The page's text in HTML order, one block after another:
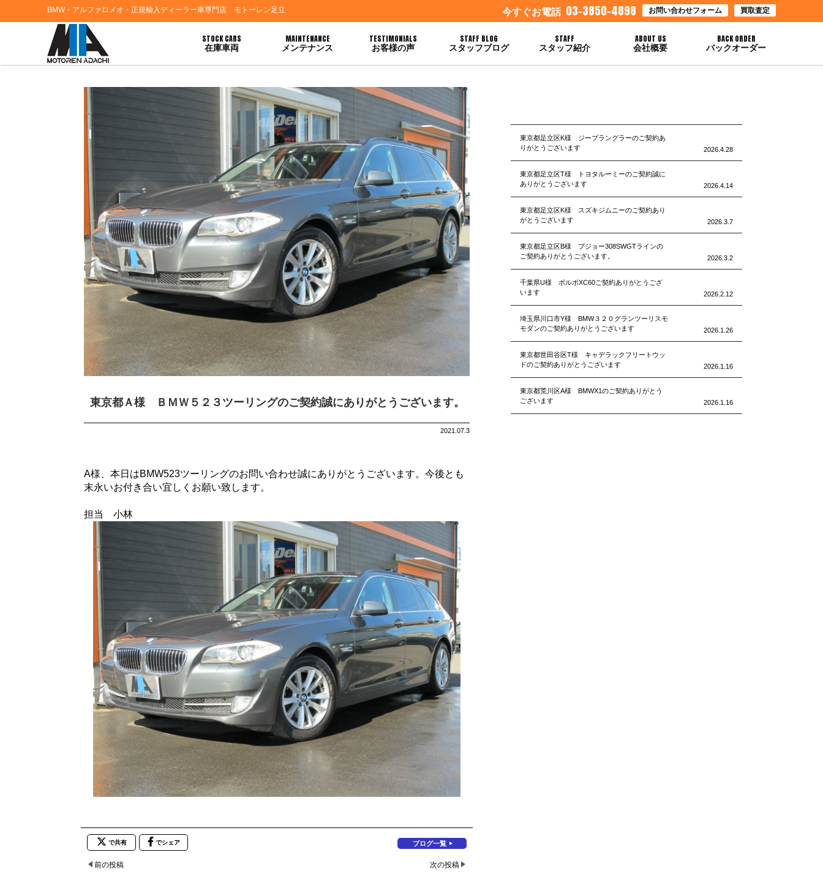
BMW・アルファロメオ・正規輸入ディーラー車専門店 モトーレン足立 今すぐお電話 03-3850-4898 お問い合わせフォーム 買取査定
STOCK CARS
在庫車両
MAINTENANCE
メンテナンス
TESTIMONIALS
お客様の声
STAFF BLOG
スタッフブログ
STAFF
スタッフ紹介
ABOUT US
会社概要
BACK ORDER
バックオーダー
HOME>ブログ一覧> 東京都Ａ様 ＢＭＷ５２３ツーリングのご契約誠にありがとうございます。
東京都Ａ様 ＢＭＷ５２３ツーリングのご契約誠にありがとうございます。
2021.07.3
A様、本日はBMW523ツーリングのお問い合わせ誠にありがとうございます。今後とも
末永いお付き合い宜しくお願い致します。
担当 小林
で共有 でシェア ブログ一覧
前の投稿 次の投稿
東京都足立区K様 ジープラングラーのご契約あ
りがとうございます
2026.4.28
東京都足立区T様 トヨタルーミーのご契約誠に
ありがとうございます
2026.4.14
東京都足立区K様 スズキジムニーのご契約あり
がとうございます
2026.3.7
東京都足立区B様 プジョー308SWGTラインの
ご契約ありがとうございます。
2026.3.2
千葉県U様 ボルボXC60ご契約ありがとうござ
います
2026.2.12
埼玉県川口市Y様 BMW３２０グランツーリスモ
モダンのご契約ありがとうございます
2026.1.26
東京都世田谷区T様 キャデラックフリートウッ
ドのご契約ありがとうございます
2026.1.16
東京都荒川区A様 BMWX1のご契約ありがとう
ございます
2026.1.16